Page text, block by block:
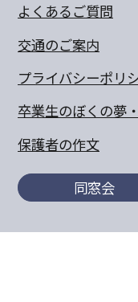
よくあるご質問
交通のご案内
プライバシーポリ
卒業生のぼくの夢
保護者の作文
同窓会